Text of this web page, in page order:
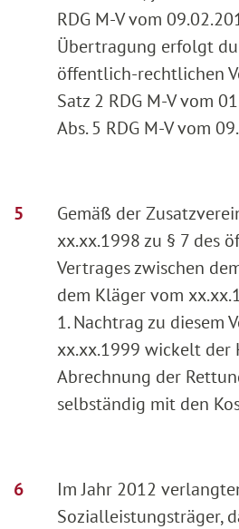
RDG M-V vom
Übertragung erfolgt
öffentlich-rechtlichen
Satz 2 RDG M-V vom
Abs. 5 RDG M-V vom
Gemäß der
xx.xx.1998 zu § 7 des
Vertrages zwischen
dem Kläger vom
1. Nachtrag zu diesem
xx.xx.1999 wickelt der
Abrechnung der
selbständig mit den
Im Jahr 2012
Sozialleistungsträger,